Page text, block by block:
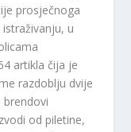
prosječnoga
u
artikla čija je
razdoblju dvije
brendovi
od piletine,